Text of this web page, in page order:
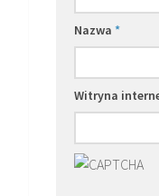
Nazwa *
Witryna